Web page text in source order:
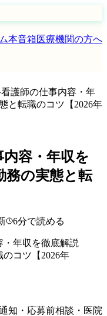
本音箱医療機関の方へ
護師の仕事内容・年
と転職のコツ【2026年
容・年収を
務の実態と転
6分で読める
知・応募前相談・医院